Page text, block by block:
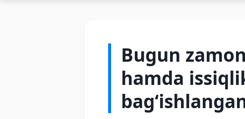
Bugun
hamda